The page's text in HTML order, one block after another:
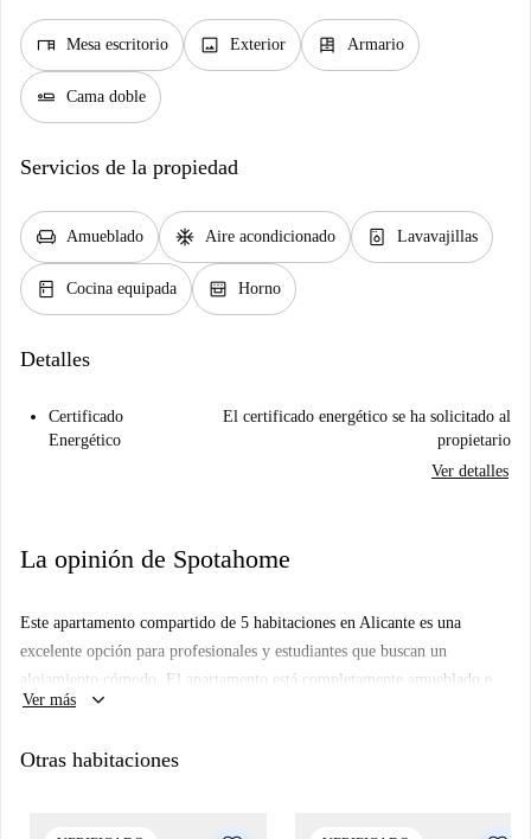
desk Mesa escritorio image Exterior dresser Armario
airline_seat_flat Cama doble
Servicios de la propiedad
chair Amueblado ac_unit Aire acondicionado dishwasher_gen Lavavajillas
kitchen Cocina equipada oven_gen Horno
Detalles
Certificado
Energético
El certificado energético se ha solicitado al
propietario
Ver detalles
La opinión de Spotahome
Este apartamento compartido de 5 habitaciones en Alicante es una
excelente opción para profesionales y estudiantes que buscan un
alojamiento cómodo. El apartamento está completamente amueblado e
incluye aire acondicionado central y una cocina totalmente equipada con
propiedad para garantizar una experiencia de alquiler sin problemas; no
El apartamento está situado en Alicante, una zona vibrante con
Ver más keyboard_arrow_down
Otras habitaciones